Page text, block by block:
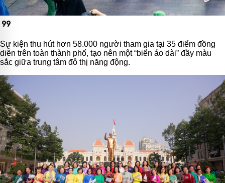
format_quote
Sự kiện thu hút hơn 58.000 người tham gia tại 35 điểm đồng
diễn trên toàn thành phố, tạo nên một “biển áo dài” đầy màu
sắc giữa trung tâm đô thị năng động.